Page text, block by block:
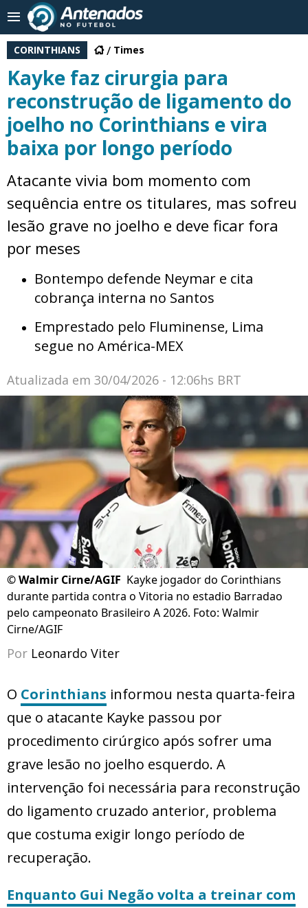
CORINTHIANS Times
Kayke faz cirurgia para
reconstrução de ligamento do
joelho no Corinthians e vira
baixa por longo período
Atacante vivia bom momento com
sequência entre os titulares, mas sofreu
lesão grave no joelho e deve ficar fora
por meses
Bontempo defende Neymar e cita
cobrança interna no Santos
Emprestado pelo Fluminense, Lima
segue no América-MEX
Atualizada em 30/04/2026 - 12:06hs BRT
©Walmir Cirne/AGIF Kayke jogador do Corinthians
durante partida contra o Vitoria no estadio Barradao
pelo campeonato Brasileiro A 2026. Foto: Walmir
Cirne/AGIF
Por Leonardo Viter
O Corinthians informou nesta quarta-feira
que o atacante Kayke passou por
procedimento cirúrgico após sofrer uma
grave lesão no joelho esquerdo. A
intervenção foi necessária para reconstrução
do ligamento cruzado anterior, problema
que costuma exigir longo período de
recuperação.
Enquanto Gui Negão volta a treinar com